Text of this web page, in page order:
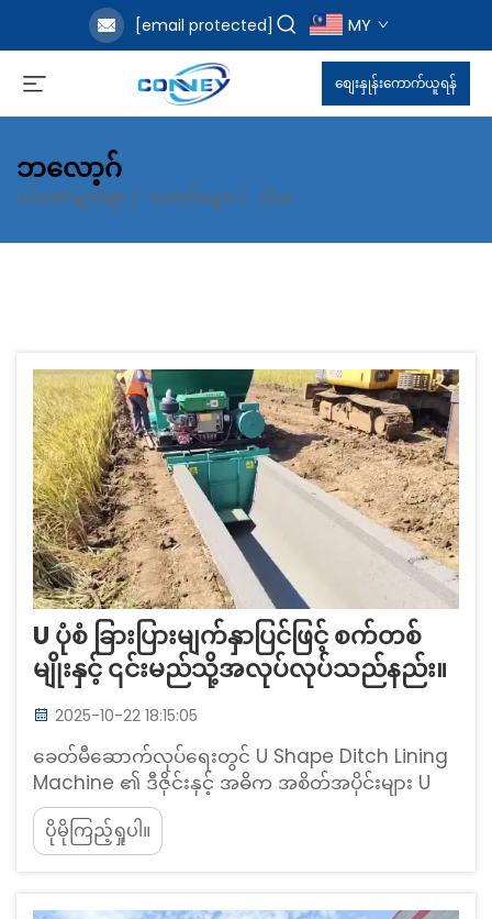
[email protected] MY
စျေးနှုန်းကောက်ယူရန်
ဘလော့ဂ်
ပင်မစာမျက်နှာ / သတင်းများ / บล็อก
U ပုံစံ ခြားပြားမျက်နှာပြင်ဖြင့် စက်တစ်
မျိုးနှင့် ၎င်းမည်သို့အလုပ်လုပ်သည်နည်း။
2025-10-22 18:15:05
ခေတ်မီဆောက်လုပ်ရေးတွင် U Shape Ditch Lining
Machine ၏ ဒီဇိုင်းနှင့် အဓိက အစိတ်အပိုင်းများ U
Shape Ditch Lining Machine သည် ဆောက်လုပ်
ရေးလုပ်ငန်းခွင်များတွင် အသုံးပြုသည့် စက်ပစ္စည်း
အမျိုးအစားတစ်ခုအဖြစ် ထင်ရှားပေါ်လွင်ပါသည်။...
ပိုမိုကြည့်ရှုပါ။